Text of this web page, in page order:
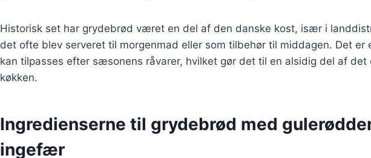
Historisk set har grydebrød været en del af den danske kost, især i
det ofte blev serveret til morgenmad eller som tilbehør til middagen. Det er
kan tilpasses efter sæsonens råvarer, hvilket gør det til en alsidig del af det
køkken.
Ingredienserne til grydebrød med
ingefær